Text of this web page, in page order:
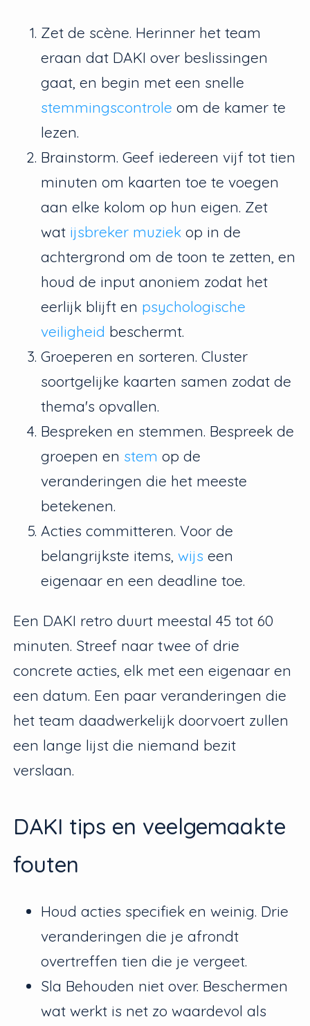
Zet de scène. Herinner het team
eraan dat DAKI over beslissingen
gaat, en begin met een snelle
stemmingscontrole om de kamer te
lezen.
Brainstorm. Geef iedereen vijf tot tien
minuten om kaarten toe te voegen
aan elke kolom op hun eigen. Zet
wat ijsbreker muziek op in de
achtergrond om de toon te zetten, en
houd de input anoniem zodat het
eerlijk blijft en psychologische
veiligheid beschermt.
Groeperen en sorteren. Cluster
soortgelijke kaarten samen zodat de
thema's opvallen.
Bespreken en stemmen. Bespreek de
groepen en stem op de
veranderingen die het meeste
betekenen.
Acties committeren. Voor de
belangrijkste items,wijs een
eigenaar en een deadline toe.
Een DAKI retro duurt meestal 45 tot 60
minuten. Streef naar twee of drie
concrete acties, elk met een eigenaar en
een datum. Een paar veranderingen die
het team daadwerkelijk doorvoert zullen
een lange lijst die niemand bezit
verslaan.
DAKI tips en veelgemaakte
fouten
Houd acties specifiek en weinig. Drie
veranderingen die je afrondt
overtreffen tien die je vergeet.
Sla Behouden niet over. Beschermen
wat werkt is net zo waardevol als